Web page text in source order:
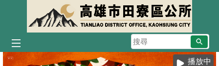
跳到主要內容區塊
搜
尋
播放中